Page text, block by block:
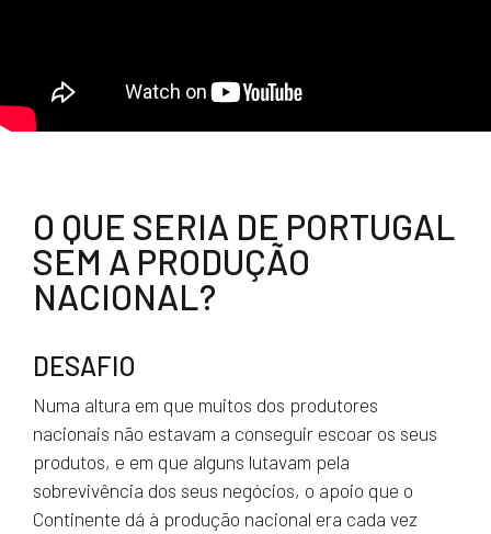
O QUE SERIA DE PORTUGAL
SEM A PRODUÇÃO
NACIONAL?
DESAFIO
Numa altura em que muitos dos produtores
nacionais não estavam a conseguir escoar os seus
produtos, e em que alguns lutavam pela
sobrevivência dos seus negócios, o apoio que o
Continente dá à produção nacional era cada vez